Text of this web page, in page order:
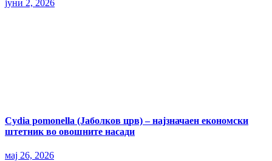
јуни 2, 2026
Cydia pomonella (Јаболков црв) – најзначаен економски
штетник во овошните насади
мај 26, 2026